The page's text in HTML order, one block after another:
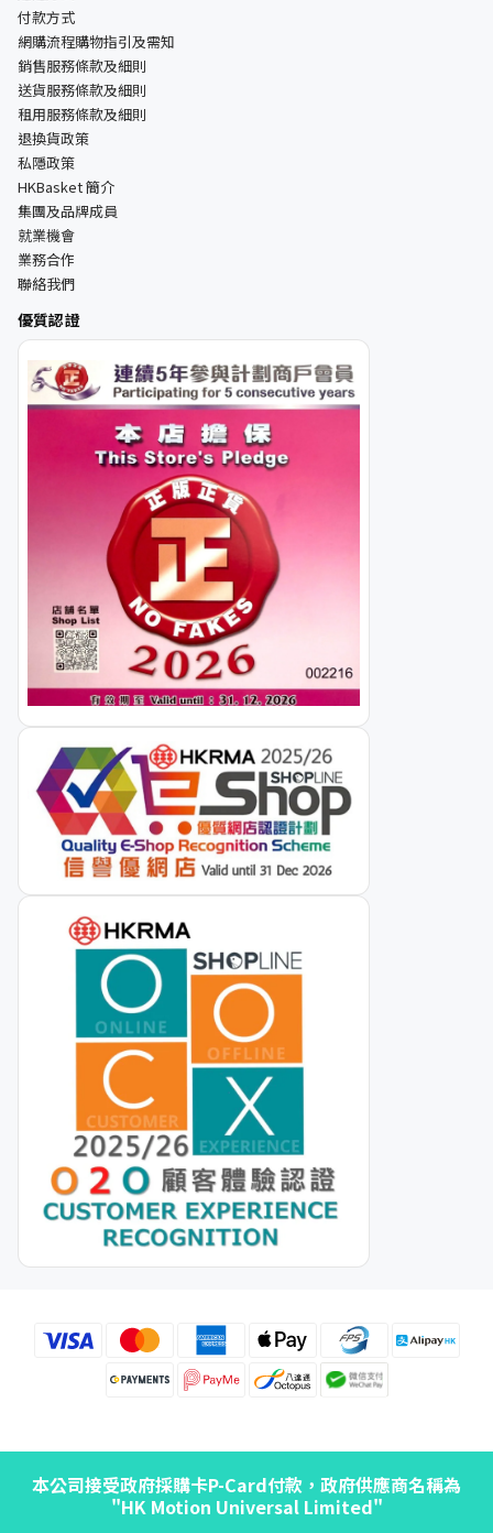
付款方式
網購流程購物指引及需知
銷售服務條款及細則
送貨服務條款及細則
租用服務條款及細則
退換貨政策
私隱政策
HKBasket 簡介
集團及品牌成員
就業機會
業務合作
聯絡我們
優質認證
本公司接受政府採購卡P-Card付款，政府供應商名稱為
"HK Motion Universal Limited"